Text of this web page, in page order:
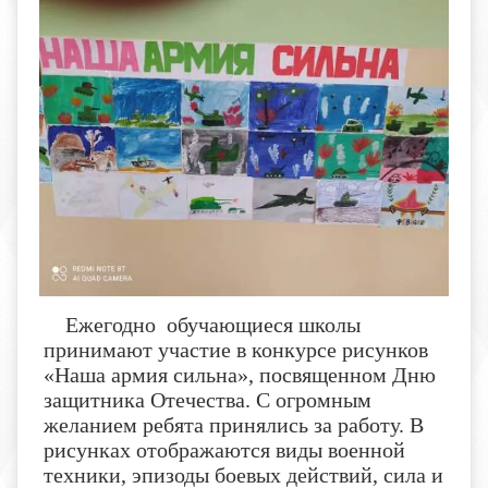
Ежегодно обучающиеся школы
принимают участие в конкурсе рисунков
«Наша армия сильна», посвященном Дню
защитника Отечества. С огромным
желанием ребята принялись за работу. В
рисунках отображаются виды военной
техники, эпизоды боевых действий, сила и